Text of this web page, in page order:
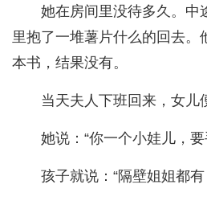
她在房间里没待多久。中
里抱了一堆薯片什么的回去。
本书，结果没有。
当天夫人下班回来，女儿
她说：“你一个小娃儿，
孩子就说：“隔壁姐姐都